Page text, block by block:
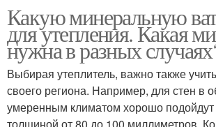
Какую минеральную
для утепления. Какая
нужна в разных
Выбирая утеплитель, важно также
своего региона. Например, для стен в
умеренным климатом хорошо подойдут